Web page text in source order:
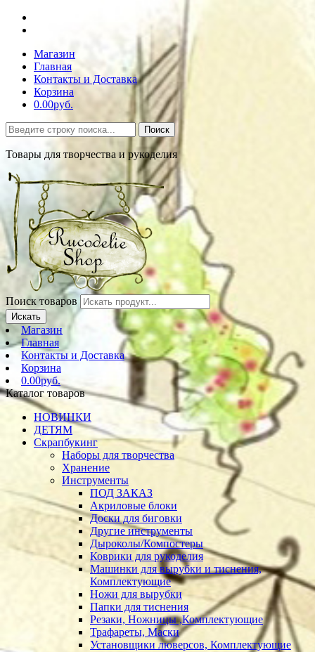
Магазин
Главная
Контакты и Доставка
Корзина
0.00руб.
Поиск
Товары для творчества и рукоделия
Поиск товаров
Искать
Магазин
Главная
Контакты и Доставка
Корзина
0.00руб.
Каталог товаров
НОВИНКИ
ДЕТЯМ
Скрапбукинг
Наборы для творчества
Хранение
Инструменты
ПОД ЗАКАЗ
Акриловые блоки
Доски для биговки
Другие инструменты
Дыроколы/Компостеры
Коврики для рукоделия
Машинки для вырубки и тиснения,
Комплектующие
Ножи для вырубки
Папки для тиснения
Резаки, Ножницы ,Комплектующие
Трафареты, Маски
Установщики люверсов, Комплектующие